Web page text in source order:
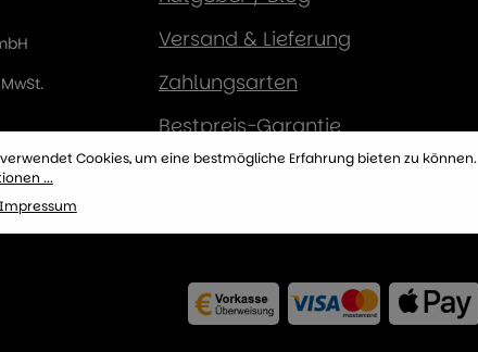
Versand & Lieferung
Zahlungsarten
Bestpreis-Garantie
Cookies, um eine bestmögliche Erfahrung bieten zu können.
...
Impressum